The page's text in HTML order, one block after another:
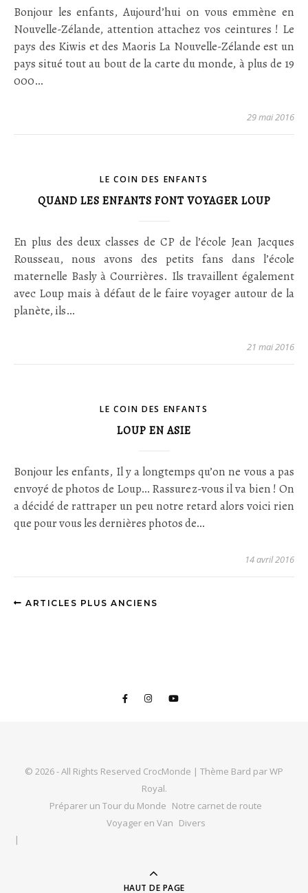
Bonjour les enfants, Aujourd’hui on vous emmène en
Nouvelle-Zélande, attention attachez vos ceintures ! Le
pays des Kiwis et des Maoris La Nouvelle-Zélande est un
pays situé tout au bout de la carte du monde, à plus de 19
000…
29 mai 2016
LE COIN DES ENFANTS
QUAND LES ENFANTS FONT VOYAGER LOUP
En plus des deux classes de CP de l’école Jean Jacques
Rousseau, nous avons des petits fans dans l’école
maternelle Basly à Courrières. Ils travaillent également
avec Loup mais à défaut de le faire voyager autour de la
planète, ils…
21 mai 2016
LE COIN DES ENFANTS
LOUP EN ASIE
Bonjour les enfants, Il y a longtemps qu’on ne vous a pas
envoyé de photos de Loup… Rassurez-vous il va bien ! On
a décidé de rattraper un peu notre retard alors voici rien
que pour vous les dernières photos de…
14 avril 2016
ARTICLES PLUS ANCIENS
© 2026 - All Rights Reserved CrocMonde | Thème Bard parWP
Royal.
Préparer un Tour du Monde Notre carnet de route
Voyager en Van Divers
HAUT DE PAGE